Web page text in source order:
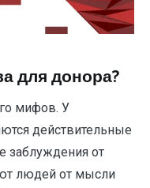
для донора?
мифов. У
действительные
заблуждения от
людей от мысли